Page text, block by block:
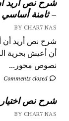
– ثامنة أساسي
BY CHAR7 NAS
شرح نص أريد أن
نصوص محور...
Comments closed
شرح نص
BY CHAR7 NAS